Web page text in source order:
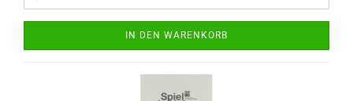
IN DEN WARENKORB